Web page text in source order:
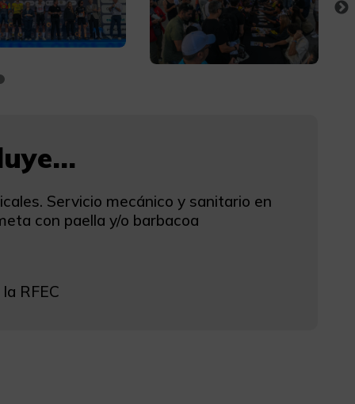
Servicio mecánico y sanitario en
con paella y/o barbacoa
RFEC